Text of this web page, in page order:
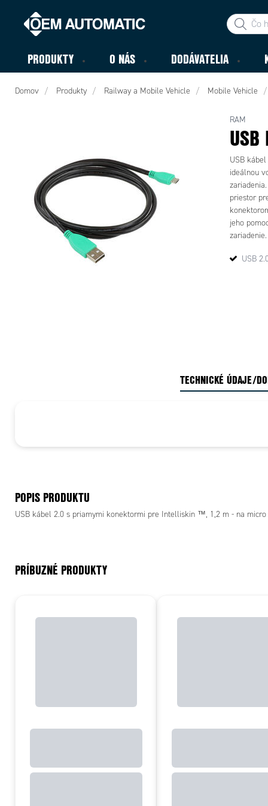
PRODUKTY O NÁS DODÁVATELIA
Domov Produkty Railway a Mobile Vehicle Mobile Vehicle
RAM
USB
USB
ideálnou
priestor
jeho
USB
TECHNICKÉ ÚDAJE/
POPIS PRODUKTU
USB kábel 2.0 s priamymi konektormi pre Intelliskin ™, 1,2 m - na micro
PRÍBUZNÉ PRODUKTY